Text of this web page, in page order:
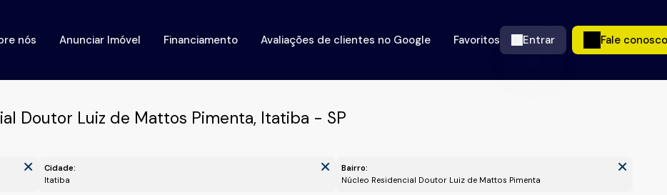
Fale conosco
Entrar
Favoritos
Avaliações de clientes no Google
Financiamento
Anunciar Imóvel
nós
Doutor Luiz de Mattos Pimenta, Itatiba - SP
Cidade:
Itatiba
Bairro:
Núcleo Residencial Doutor Luiz de Mattos Pimenta